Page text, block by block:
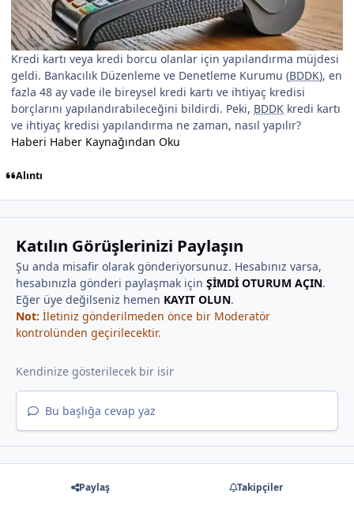
Kredi kartı veya kredi borcu olanlar için yapılandırma müjdesi
geldi. Bankacılık Düzenleme ve Denetleme Kurumu (BDDK), en
fazla 48 ay vade ile bireysel kredi kartı ve ihtiyaç kredisi
borçlarını yapılandırabileceğini bildirdi. Peki, BDDK kredi kartı
ve ihtiyaç kredisi yapılandırma ne zaman, nasıl yapılır?
Haberi Haber Kaynağından Oku
Alıntı
Katılın Görüşlerinizi Paylaşın
Şu anda misafir olarak gönderiyorsunuz. Hesabınız varsa,
hesabınızla gönderi paylaşmak için ŞİMDİ OTURUM AÇIN.
Eğer üye değilseniz hemen KAYIT OLUN.
Not: İletiniz gönderilmeden önce bir Moderatör
kontrolünden geçirilecektir.
Bu başlığa cevap yaz
Paylaş Takipçiler